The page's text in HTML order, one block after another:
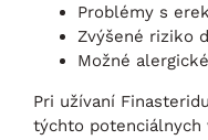
Problémy s
Zvýšené riziko
Možné
Pri užívaní
týchto potenciálnych